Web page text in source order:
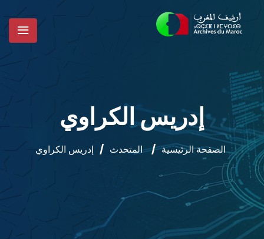
إدريس الكراوي
الصفحة الرئيسية / المتحدث / إدريس الكراوي